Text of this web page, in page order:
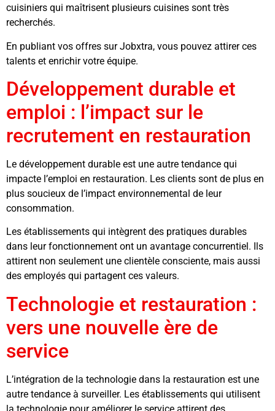
cuisiniers qui maîtrisent plusieurs cuisines sont très
recherchés.
En publiant vos offres sur Jobxtra, vous pouvez attirer ces
talents et enrichir votre équipe.
Développement durable et
emploi : l’impact sur le
recrutement en restauration
Le développement durable est une autre tendance qui
impacte l’emploi en restauration. Les clients sont de plus en
plus soucieux de l’impact environnemental de leur
consommation.
Les établissements qui intègrent des pratiques durables
dans leur fonctionnement ont un avantage concurrentiel. Ils
attirent non seulement une clientèle consciente, mais aussi
des employés qui partagent ces valeurs.
Technologie et restauration :
vers une nouvelle ère de
service
L’intégration de la technologie dans la restauration est une
autre tendance à surveiller. Les établissements qui utilisent
la technologie pour améliorer le service attirent des